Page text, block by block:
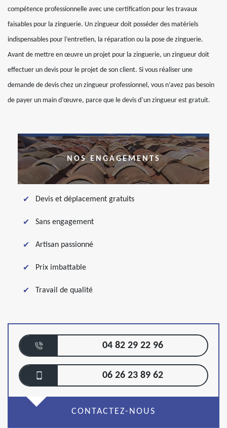
compétence professionnelle avec une certification pour les travaux
faisables pour la zinguerie. Un zingueur doit posséder des matériels
indispensables pour l’entretien, la réparation ou la pose de zinguerie.
Avant de mettre en œuvre un projet pour la zinguerie, un zingueur doit
effectuer un devis pour le projet de son client. Si vous réaliser une
demande de devis chez un zingueur professionnel, vous n’avez pas besoin
de payer un main d’œuvre, parce que le devis d’un zingueur est gratuit.
NOS ENGAGEMENTS
Devis et déplacement gratuits
Sans engagement
Artisan passionné
Prix imbattable
Travail de qualité
04 82 29 22 96
06 26 23 89 62
CONTACTEZ-NOUS